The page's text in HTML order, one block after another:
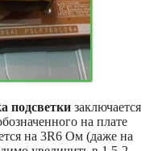
подсветки заключается
на плате
на 3R6 Ом (даже на